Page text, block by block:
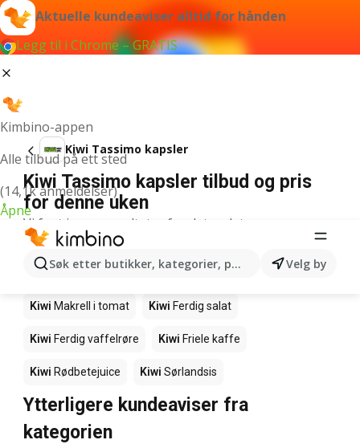
Aktuelle kundeaviser alltid for hånden
Legg til i Chrome – GRATIS
Kimbino-appen
Alle tilbud på ett sted
(14,1k anmeldelser)
Åpne
Søk etter butikker, kategorier, produkter...Velg by
Kiwi Tassimo kapsler
Kiwi Tassimo kapsler tilbud og pris
for denne uken
Vi fant ingen resultater for det ordet.
Andre produkter i butikkene Kiwi
Kiwi Fårikålkjøtt
Kiwi Makrell i tomat Kiwi Ferdig salat
Kiwi Ferdig vaffelrøre Kiwi Friele kaffe
Kiwi Rødbetejuice Kiwi Sørlandsis
Ytterligere kundeaviser fra
kategorien